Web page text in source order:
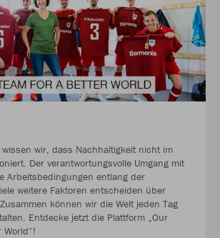
wissen wir, dass Nachhaltigkeit nicht im
Der verantwortungsvolle Umgang mit
Arbeitsbedingungen entlang der
weitere Faktoren entscheiden über
können wir die Welt jeden Tag
Entdecke jetzt die Plattform „Our
World“!